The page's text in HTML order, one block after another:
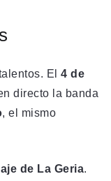
El 4 de
directo la banda
, el mismo
de La Geria.